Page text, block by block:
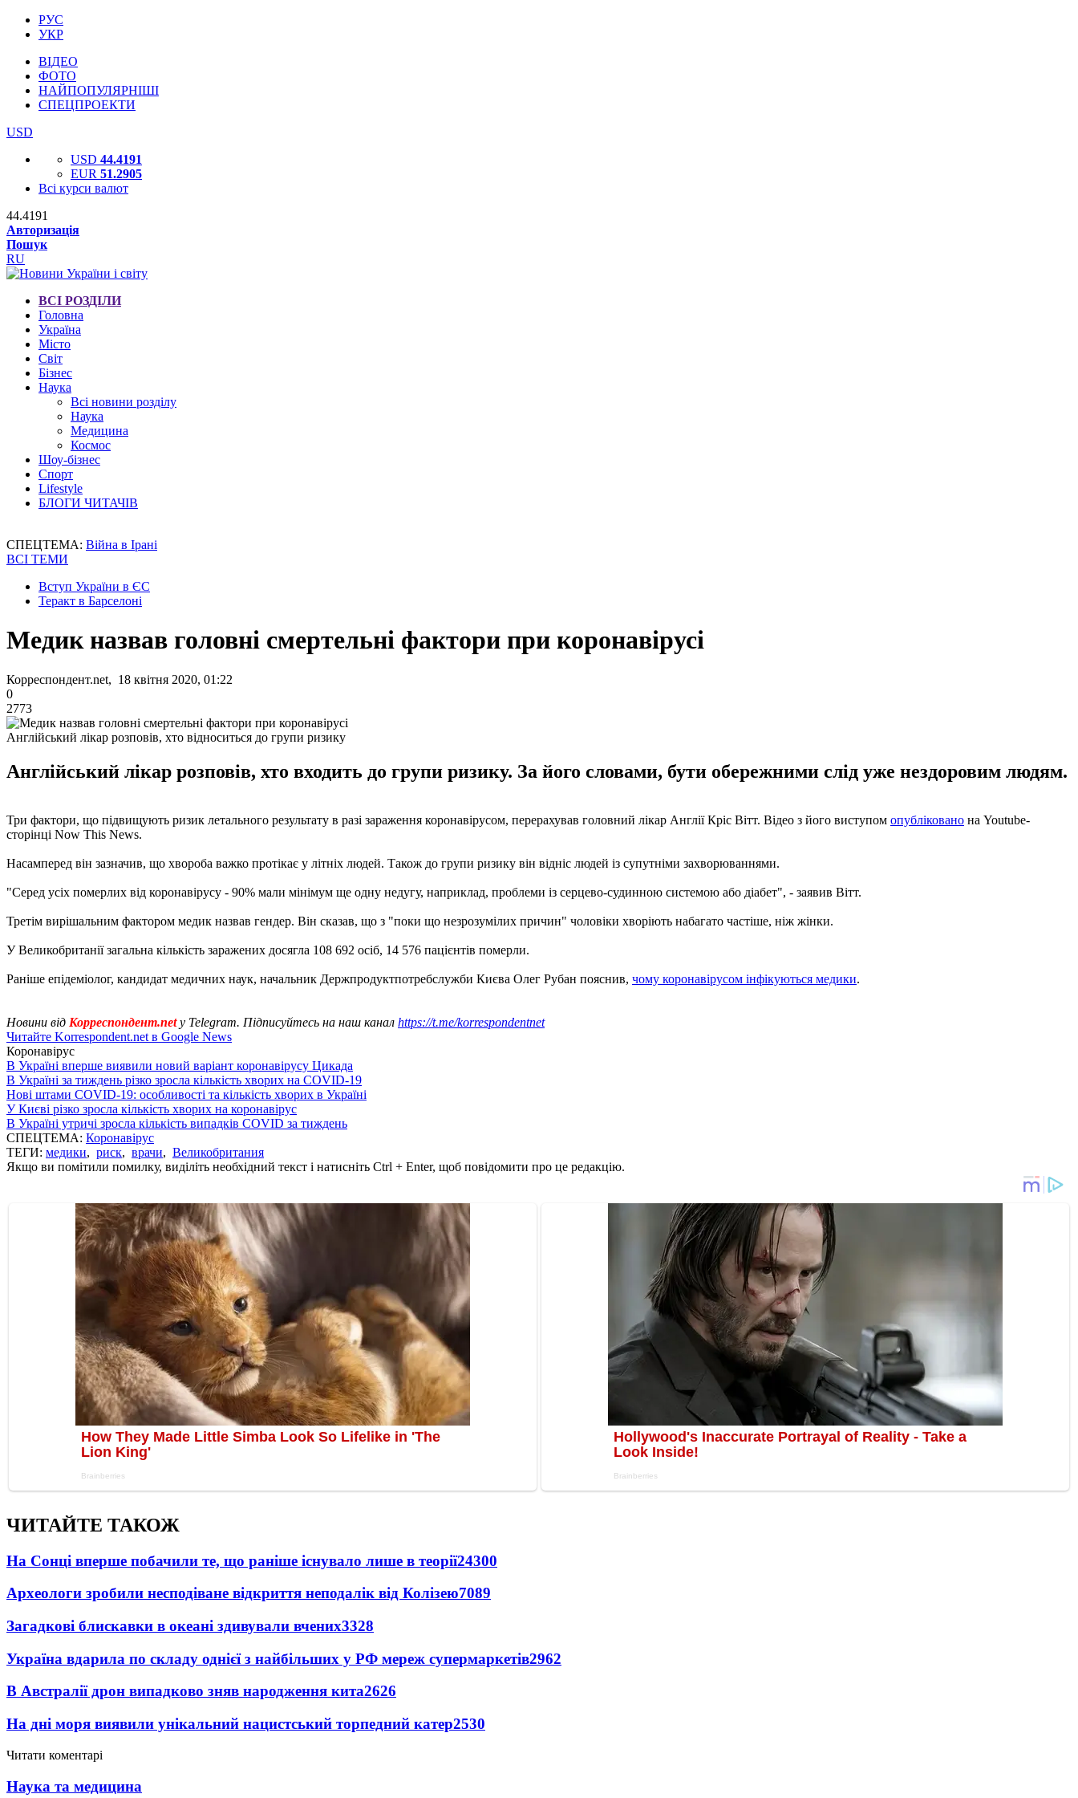
РУС
УКР
ВІДЕО
ФОТО
НАЙПОПУЛЯРНІШІ
СПЕЦПРОЕКТИ
USD
USD 44.4191
EUR 51.2905
Всі курси валют
44.4191
Авторизація
Пошук
RU
ВСІ РОЗДІЛИ
Головна
Україна
Місто
Світ
Бізнес
Наука
Всі новини розділу
Наука
Медицина
Космос
Шоу-бізнес
Спорт
Lifestyle
БЛОГИ ЧИТАЧІВ
СПЕЦТЕМА: Війна в Ірані
ВСІ ТЕМИ
Вступ України в ЄС
Теракт в Барселоні
Медик назвав головні смертельні фактори при коронавірусі
Корреспондент.net, 18 квітня 2020, 01:22
0
2773
Англійський лікар розповів, хто відноситься до групи ризику
Англійський лікар розповів, хто входить до групи ризику. За його словами, бути обережними слід уже нездоровим людям.
Три фактори, що підвищують ризик летального результату в разі зараження коронавірусом, перерахував головний лікар Англії Кріс Вітт. Відео з його виступом опубліковано на Youtube-
сторінці Now This News.
Насамперед він зазначив, що хвороба важко протікає у літніх людей. Також до групи ризику він відніс людей із супутніми захворюваннями.
"Серед усіх померлих від коронавірусу - 90% мали мінімум ще одну недугу, наприклад, проблеми із серцево-судинною системою або діабет", - заявив Вітт.
Третім вирішальним фактором медик назвав гендер. Він сказав, що з "поки що незрозумілих причин" чоловіки хворіють набагато частіше, ніж жінки.
У Великобританії загальна кількість заражених досягла 108 692 осіб, 14 576 пацієнтів померли.
Раніше епідеміолог, кандидат медичних наук, начальник Держпродуктпотребслужби Києва Олег Рубан пояснив, чому коронавірусом інфікуються медики.
Новини від Корреспондент.netу Telegram. Підписуйтесь на наш канал https://t.me/korrespondentnet
Читайте Korrespondent.net в Google News
Коронавірус
В Україні вперше виявили новий варіант коронавірусу Цикада
В Україні за тиждень різко зросла кількість хворих на COVID-19
Нові штами COVID-19: особливості та кількість хворих в Україні
У Києві різко зросла кількість хворих на коронавірус
В Україні утричі зросла кількість випадків COVID за тиждень
СПЕЦТЕМА: Коронавірус
ТЕГИ: медики, риск, врачи, Великобритания
Якщо ви помітили помилку, виділіть необхідний текст і натисніть Ctrl + Enter, щоб повідомити про це редакцію.
ЧИТАЙТЕ ТАКОЖ
На Сонці вперше побачили те, що раніше існувало лише в теорії24300
Археологи зробили несподіване відкриття неподалік від Колізею7089
Загадкові блискавки в океані здивували вчених3328
Україна вдарила по складу однієї з найбільших у РФ мереж супермаркетів2962
В Австралії дрон випадково зняв народження кита2626
На дні моря виявили унікальний нацистський торпедний катер2530
Читати коментарі
Наука та медицина